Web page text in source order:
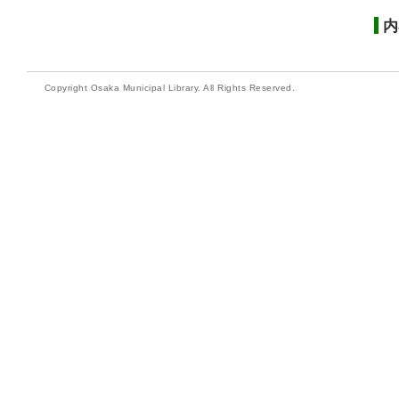
Copyright Osaka Municipal Library. All Rights Reserved.